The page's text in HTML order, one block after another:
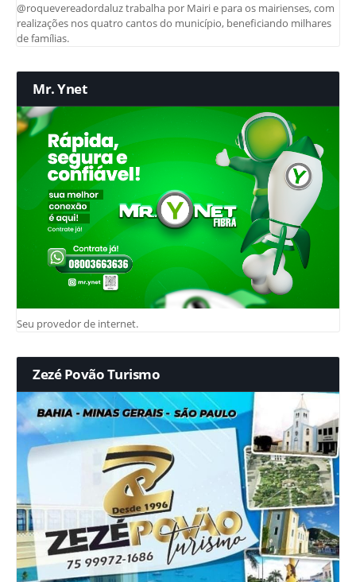
@roquevereadordaluz trabalha por Mairi e para os mairienses, com
realizações nos quatro cantos do município, beneficiando milhares
de famílias.
Mr. Ynet
Seu provedor de internet.
Zezé Povão Turismo